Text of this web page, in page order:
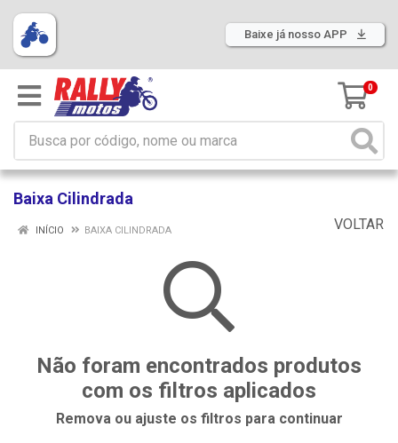
Baixe já nosso APP
0
Baixa Cilindrada
VOLTAR
INÍCIO BAIXA CILINDRADA
Não foram encontrados produtos
com os filtros aplicados
Remova ou ajuste os filtros para continuar